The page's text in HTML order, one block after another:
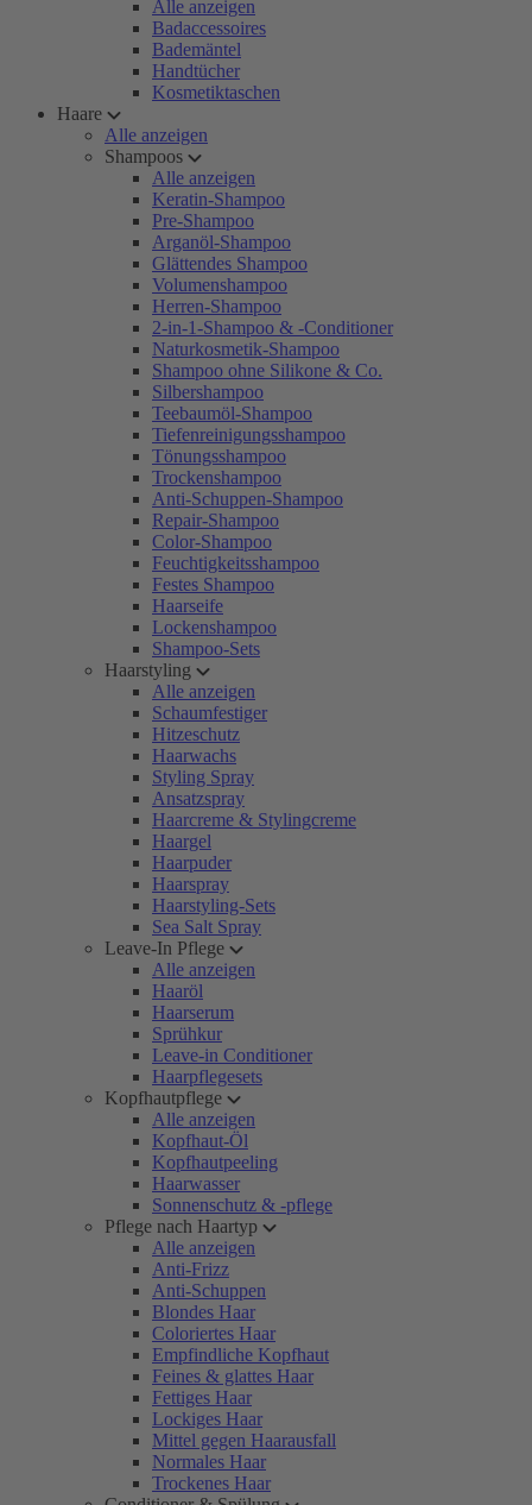
Alle anzeigen
Badaccessoires
Bademäntel
Handtücher
Kosmetiktaschen
Haare
Alle anzeigen
Shampoos
Alle anzeigen
Keratin-Shampoo
Pre-Shampoo
Arganöl-Shampoo
Glättendes Shampoo
Volumenshampoo
Herren-Shampoo
2-in-1-Shampoo & -Conditioner
Naturkosmetik-Shampoo
Shampoo ohne Silikone & Co.
Silbershampoo
Teebaumöl-Shampoo
Tiefenreinigungsshampoo
Tönungsshampoo
Trockenshampoo
Anti-Schuppen-Shampoo
Repair-Shampoo
Color-Shampoo
Feuchtigkeitsshampoo
Festes Shampoo
Haarseife
Lockenshampoo
Shampoo-Sets
Haarstyling
Alle anzeigen
Schaumfestiger
Hitzeschutz
Haarwachs
Styling Spray
Ansatzspray
Haarcreme & Stylingcreme
Haargel
Haarpuder
Haarspray
Haarstyling-Sets
Sea Salt Spray
Leave-In Pflege
Alle anzeigen
Haaröl
Haarserum
Sprühkur
Leave-in Conditioner
Haarpflegesets
Kopfhautpflege
Alle anzeigen
Kopfhaut-Öl
Kopfhautpeeling
Haarwasser
Sonnenschutz & -pflege
Pflege nach Haartyp
Alle anzeigen
Anti-Frizz
Anti-Schuppen
Blondes Haar
Coloriertes Haar
Empfindliche Kopfhaut
Feines & glattes Haar
Fettiges Haar
Lockiges Haar
Mittel gegen Haarausfall
Normales Haar
Trockenes Haar